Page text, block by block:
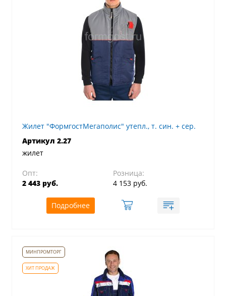
Жилет "ФормгостМегаполис" утепл., т. син. + сер.
Артикул 2.27
жилет
Опт:
2 443 руб.
Розница:
4 153 руб.
Подробнее